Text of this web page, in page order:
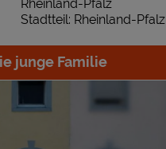
Rheinland-Pfalz
Stadtteil: Rheinland-Pfalz
junge Familie